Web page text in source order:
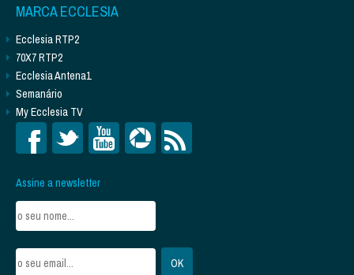
MARCA ECCLESIA
Ecclesia RTP2
70X7 RTP2
Ecclesia Antena1
Semanário
My Ecclesia TV
Assine a newsletter